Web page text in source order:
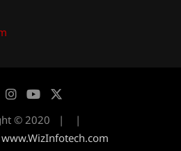
© 2020
www.WizInfotech.com